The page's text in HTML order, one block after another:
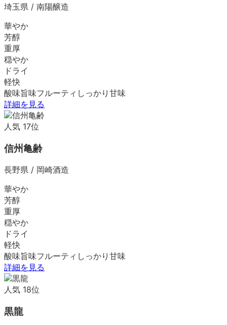
埼玉県 / 南陽醸造
華やか
芳醇
重厚
穏やか
ドライ
軽快
酸味旨味フルーティ しっかり 甘味
詳細を見る
人気 17位
信州亀齢
長野県 / 岡崎酒造
華やか
芳醇
重厚
穏やか
ドライ
軽快
酸味旨味フルーティ しっかり 甘味
詳細を見る
人気 18位
黒龍